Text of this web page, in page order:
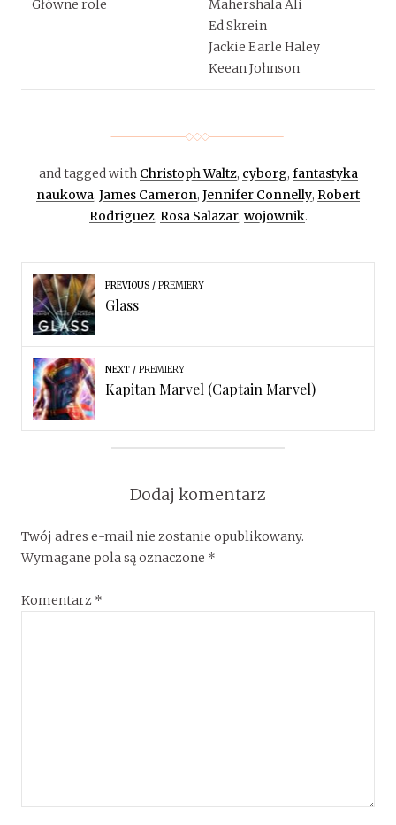
Główne role
Mahershala Ali
Ed Skrein
Jackie Earle Haley
Keean Johnson
and tagged with Christoph Waltz, cyborg, fantastyka
naukowa, James Cameron, Jennifer Connelly, Robert
Rodriguez, Rosa Salazar, wojownik.
PREVIOUS PREMIERY
Glass
NEXT PREMIERY
Kapitan Marvel (Captain Marvel)
Dodaj komentarz
Twój adres e-mail nie zostanie opublikowany.
Wymagane pola są oznaczone *
Komentarz *